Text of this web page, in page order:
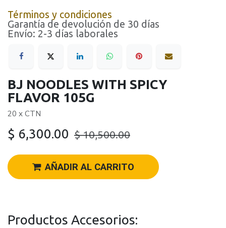
Términos y condiciones
Garantía de devolución de 30 días
Envío: 2-3 días laborales
BJ NOODLES WITH SPICY
FLAVOR 105G
20 x CTN
$ 6,300.00 $10,500.00
AÑADIR AL CARRITO
Productos Accesorios: